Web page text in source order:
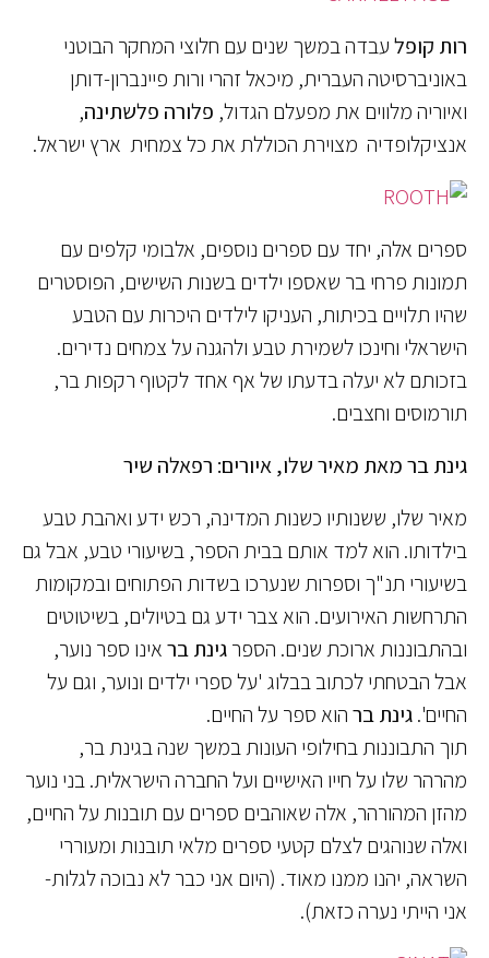
רות קופלעבדה במשך שנים עם חלוצי המחקר הבוטני
באוניברסיטה העברית, מיכאל זהרי ורות פיינברון-דותן
ואיוריה מלווים את מפעלם הגדול, פלורה פלשתינה,
אנציקלופדיה מצוירת הכוללת את כל צמחית ארץ ישראל.
ספרים אלה, יחד עם ספרים נוספים, אלבומי קלפים עם
תמונות פרחי בר שאספו ילדים בשנות השישים, הפוסטרים
שהיו תלויים בכיתות, העניקו לילדים היכרות עם הטבע
הישראלי וחינכו לשמירת טבע ולהגנה על צמחים נדירים.
בזכותם לא יעלה בדעתו של אף אחד לקטוף רקפות בר,
תורמוסים וחצבים.
גינת בר מאת מאיר שלו, איורים: רפאלה שיר
מאיר שלו, ששנותיו כשנות המדינה, רכש ידע ואהבת טבע
בילדותו. הוא למד אותם בבית הספר, בשיעורי טבע, אבל גם
בשיעורי תנ"ך וספרות שנערכו בשדות הפתוחים ובמקומות
התרחשות האירועים. הוא צבר ידע גם בטיולים, בשיטוטים
ובהתבוננות ארוכת שנים. הספרגינת בראינו ספר נוער,
אבל הבטחתי לכתוב בבלוג 'על ספרי ילדים ונוער, וגם על
החיים'.גינת ברהוא ספר על החיים.
תוך התבוננות בחילופי העונות במשך שנה בגינת בר,
מהרהר שלו על חייו האישיים ועל החברה הישראלית. בני נוער
מהזן המהורהר, אלה שאוהבים ספרים עם תובנות על החיים,
ואלה שנוהגים לצלם קטעי ספרים מלאי תובנות ומעוררי
השראה, יהנו ממנו מאוד. (היום אני כבר לא נבוכה לגלות-
אני הייתי נערה כזאת).